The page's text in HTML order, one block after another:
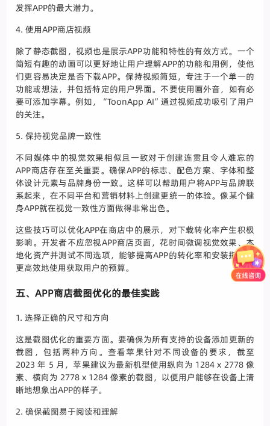
发挥APP的最大潜力。
4. 使用APP商店视频
除了静态截图，视频也是展示APP功能和特性的有效方式。一个
简短有趣的动画可以更好地让用户理解APP的功能和用例，使他
们更容易决定是否下载APP。保持视频简短，专注于一个单一的
功能或想法，并包括特定的用户界面。不要使用画外音，如有必
要可添加字幕。例如，“ToonApp AI”通过视频成功吸引了用户
的关注。
5. 保持视觉品牌一致性
不同媒体中的视觉效果相似且一致对于创建连贯且令人难忘的
APP商店存在至关重要。确保APP的标志、配色方案、字体和整
体设计元素与品牌身份一致。这样可以帮助用户将APP与品牌联
系起来，在不同平台和营销材料上创建更统一的体验。像某个健
身APP就在视觉一致性方面做得非常出色。
这些技巧可以优化APP在商店中的展示，对下载转化率产生积极
影响。开发者不应忽视APP商店页面，花时间微调视觉效果、本
地化资产并测试不同选项，能够提高APP的转化率和安装指标，
更高效地使用获取用户的预算。
五、APP商店截图优化的最佳实践
1. 选择正确的尺寸和方向
这是截图优化的重要方面。要确保为所有支持的设备添加更新的
截图，包括两种方向。查看苹果针对不同设备的要求，截至
2023 年 5 月，苹果建议为最新机型使用纵向为 1284 x 2778 像
素、横向为 2778 x 1284 像素的截图，以便用户能够在设备上清
晰地想象出APP的样子。
2. 确保截图易于阅读和理解